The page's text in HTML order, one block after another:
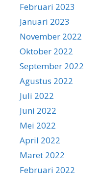
Februari 2023
Januari 2023
November 2022
Oktober 2022
September 2022
Agustus 2022
Juli 2022
Juni 2022
Mei 2022
April 2022
Maret 2022
Februari 2022